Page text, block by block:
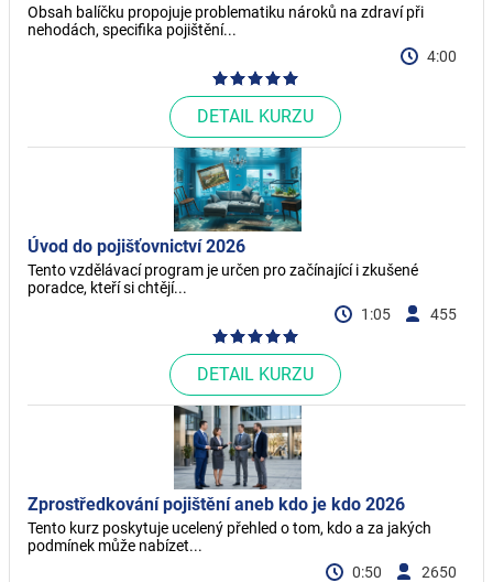
Obsah balíčku propojuje problematiku nároků na zdraví při
nehodách, specifika pojištění...
4:00
DETAIL KURZU
Úvod do pojišťovnictví 2026
Tento vzdělávací program je určen pro začínající i zkušené
poradce, kteří si chtějí...
1:05
455
DETAIL KURZU
Zprostředkování pojištění aneb kdo je kdo 2026
Tento kurz poskytuje ucelený přehled o tom, kdo a za jakých
podmínek může nabízet...
0:50
2650